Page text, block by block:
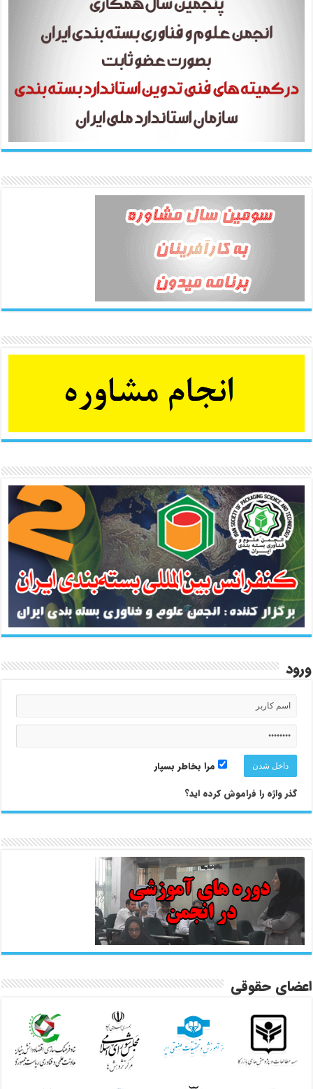
ورود
مرا بخاطر بسپار
گذر واژه را فراموش کرده اید؟
اعضای حقوقی